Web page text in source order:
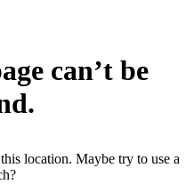
can’t be
location. Maybe try to use a